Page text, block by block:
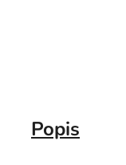
Popis